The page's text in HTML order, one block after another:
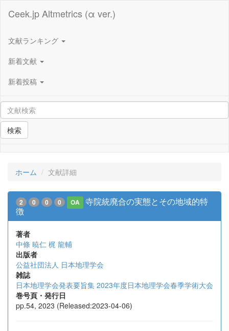
Ceek.jp Altmetrics (α ver.)
文献ランキング
新着文献
新着投稿
検索
ホーム 文献詳細
2 0 0 0 OA
寺院統廃合の実態とその地域的特
徴
著者
中條 暁仁 梶 龍輔
出版者
公益社団法人 日本地理学会
雑誌
日本地理学会発表要旨集 2023年度日本地理学会春季学術大会
巻号頁・発行日
pp.54, 2023 (Released:2023-04-06)